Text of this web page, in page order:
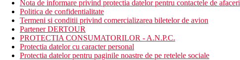
Nota de informare privind protectia datelor pentru contactele de afaceri
Politica de confidentialitate
Termeni si conditii privind comercializarea biletelor de avion
Partener DERTOUR
PROTECTIA CONSUMATORILOR - A.N.P.C.
Protectia datelor cu caracter personal
Protectia datelor pentru paginile noastre de pe retelele sociale